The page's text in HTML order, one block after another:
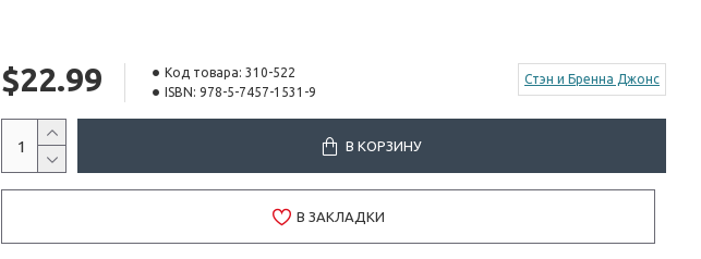
- почему Бог хочет, чтобы вы приберегли половые отношения до брака;
- ответы на некоторые серьёзные проблемы.
Твоё тело и его половая природа - прекрасный и волнующий Божий дар, и Бог
хочет, чтобы люди ценили его. Читая книгу "Перед лицом фактов" и обсуждая её с
родителями, ты сможешь подготовиться к грядущим физическим изменениям в
$22.99 Код товара: 310-522
ISBN: 978-5-7457-1531-9
Стэн и Бренна Джонс
В КОРЗИНУ
В ЗАКЛАДКИ